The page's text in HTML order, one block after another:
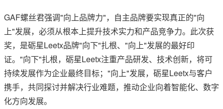
GAF螺丝君强调"向上品牌力"，自主品牌要实现真正的"向
上"发展，必须从根本上提升技术实力和产品竞争力。此次获
奖，是砺星Leetx品牌"向下"扎根、"向上"发展的最好印
证。"向下"扎根，砺星Leetx注重产品研发、技术创新，将可
持续发展作为企业最终目标；"向上"发展，砺星Leetx与客户
携手，共同探讨并解决行业难题，推动企业向着智能化、数字
化方向发展。